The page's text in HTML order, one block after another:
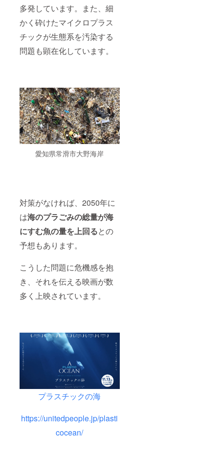
多発しています。また、細
かく砕けたマイクロプラス
チックが生態系を汚染する
問題も顕在化しています。
愛知県常滑市大野海岸
対策がなければ、2050年に
は海のプラごみの総量が海
にすむ魚の量を上回るとの
予想もあります。
こうした問題に危機感を抱
き、それを伝える映画が数
多く上映されています。
プラスチックの海
https://unitedpeople.jp/plasti
cocean/